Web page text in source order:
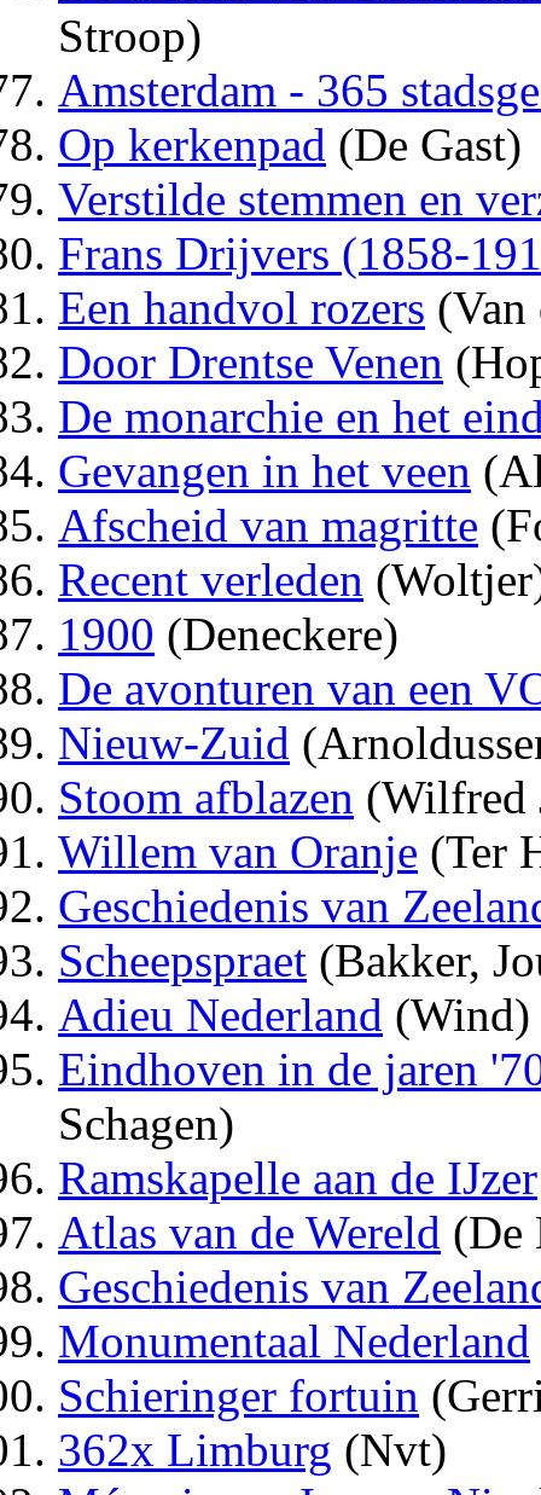
Stroop)
Amsterdam - 365
Op kerkenpad (De Gast)
Verstilde stemmen en
Frans Drijvers (1858-
Een handvol rozers
Door Drentse Venen
De monarchie en het
Gevangen in het veen
Afscheid van magritte
Recent verleden
1900 (Deneckere)
De avonturen van een
Nieuw-Zuid
Stoom afblazen (Wilfred
Willem van Oranje (Ter
Geschiedenis van
Scheepspraet (Bakker,
Adieu Nederland (Wind)
Eindhoven in de jaren
Schagen)
Ramskapelle aan de IJzer
Atlas van de Wereld (De
Geschiedenis van
Monumentaal Nederland
Schieringer fortuin
362x Limburg (Nvt)